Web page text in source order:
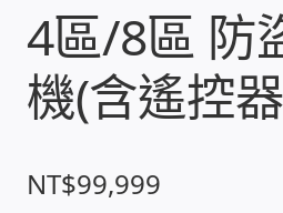
網路建置規劃維修-實績
弱電工程-實績案例
4區/8區 防
機(含遙控
NT$99,999